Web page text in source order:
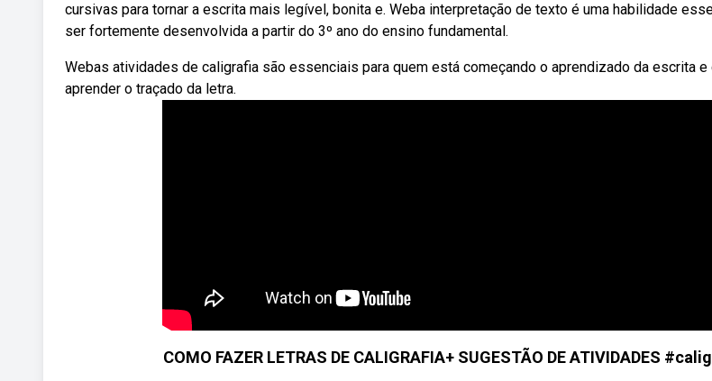
cursivas para tornar a escrita mais legível, bonita e. Weba interpretação de texto é uma habilidade
ser fortemente desenvolvida a partir do 3º ano do ensino fundamental.
Webas atividades de caligrafia são essenciais para quem está começando o aprendizado da escrita e
aprender o traçado da letra.
COMO FAZER LETRAS DE CALIGRAFIA+ SUGESTÃO DE ATIVIDADES